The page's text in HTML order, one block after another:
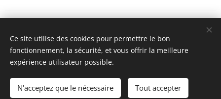
©2026 KORBO architecten srl • Vierde Lansierslaan 69/001 B-
3300 Tirlemont
BE 0800.690.953 •Disclaimer Cookies
Langues
Nederlands
Français
Ce site utilise des cookies pour permettre le bon
fonctionnement, la sécurité, et vous offrir la meilleure
expérience utilisateur possible.
N'acceptez que le nécessaire Tout accepter